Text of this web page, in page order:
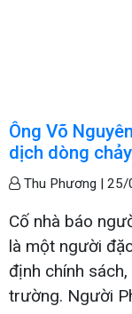
Ông Võ
dịch dòng
Thu Phương | 25/
Cố nhà báo
là một người
định chính
trường. Người